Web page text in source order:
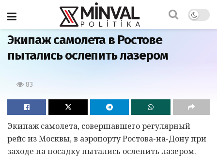
Главная
Экипаж самолета в Ростове
пытались ослепить лазером
83
Экипаж самолета, совершавшего регулярный
рейс из Москвы, в аэропорту Ростова-на-Дону при
заходе на посадку пытались ослепить лазером.